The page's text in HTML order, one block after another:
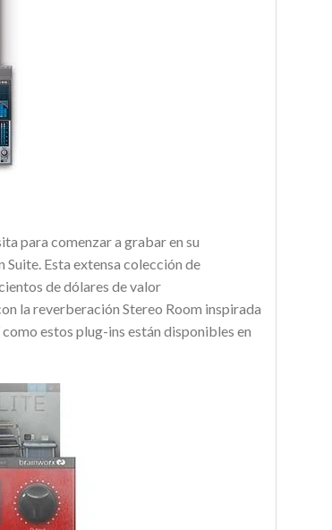
para comenzar a grabar en su
Esta extensa colección de
de dólares de valor
la reverberación Stereo Room inspirada
estos plug-ins están disponibles en